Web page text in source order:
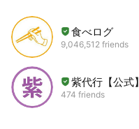
食べログ
9,046,512 friends
紫代行【公式】
474 friends